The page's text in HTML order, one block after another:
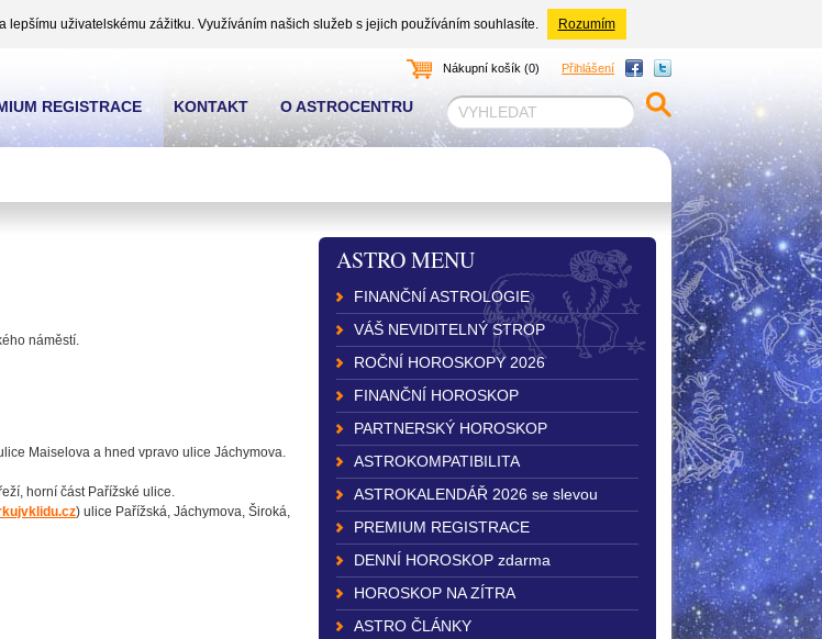
uživatelskému zážitku. Využíváním našich služeb s jejich používáním souhlasíte. Rozumím
náměstí.
Maiselova a hned vpravo ulice Jáchymova.
horní část Pařížské ulice.
) ulice Pařížská, Jáchymova, Široká,
ASTRO MENU
FINANČNÍ ASTROLOGIE
VÁŠ NEVIDITELNÝ STROP
ROČNÍ HOROSKOPY 2026
FINANČNÍ HOROSKOP
PARTNERSKÝ HOROSKOP
ASTROKOMPATIBILITA
ASTROKALENDÁŘ 2026 se slevou
PREMIUM REGISTRACE
DENNÍ HOROSKOP zdarma
HOROSKOP NA ZÍTRA
ASTRO ČLÁNKY
REGISTRACE KONTAKT O ASTROCENTRU
Přihlášení
Nákupní košík (0)